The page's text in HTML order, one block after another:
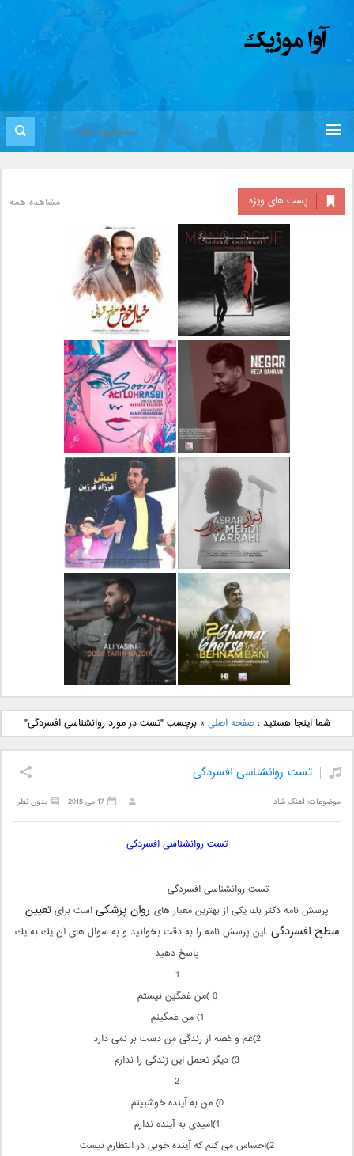
پست های ویژه مشاهده همه
دانلود آلبوم جدید سیروان
خسروی بنام مونولوگ
دانلود آهنگ جدید علیرضا
قربانی بنام خیال خوش
دانلود آهنگ جدید رضا
بهرام بنام نگار
دانلود آهنگ جدید علی
لهراسبی بنام صورت
دانلود آهنگ جدید مهدی
یراحی بنام اسرار
دانلود آهنگ جدید فرزاد
فرزین بنام آتیش
دانلود آهنگ جدید بهنام
بانی بنام قرص قمر 2
دانلود آهنگ جدید علی
یاسینی بنام دورترین نزدیک
شما اینجا هستید :صفحه اصلی »برچسب "تست در مورد روانشناسی افسردگی"
تست روانشناسی افسردگی
موضوعات:آهنگ شاد بدون نظر 17 می 2018
تست روانشناسی افسردگی
تست روانشناسی افسردگی
پرسش نامه دكتر بك یكی از بهترین معیار های روان پزشكیاست برایتعیین
سطح افسردگی.این پرسش نامه را به دقت بخوانید و به سوال های آن یك به یك
پاسخ دهید
1
0 )من غمگین نیستم
1) من غمگینم
2)غم و غصه از زندگی من دست بر نمی دارد
3) دیگر تحمل این زندگی را ندارم
2
0) من به آینده خوشبینم
1)امیدی به آینده ندارم
2)احساس می كنم كه آینده خوبی در انتظارم نیست